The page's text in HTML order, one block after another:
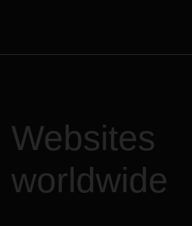
Websites
worldwide